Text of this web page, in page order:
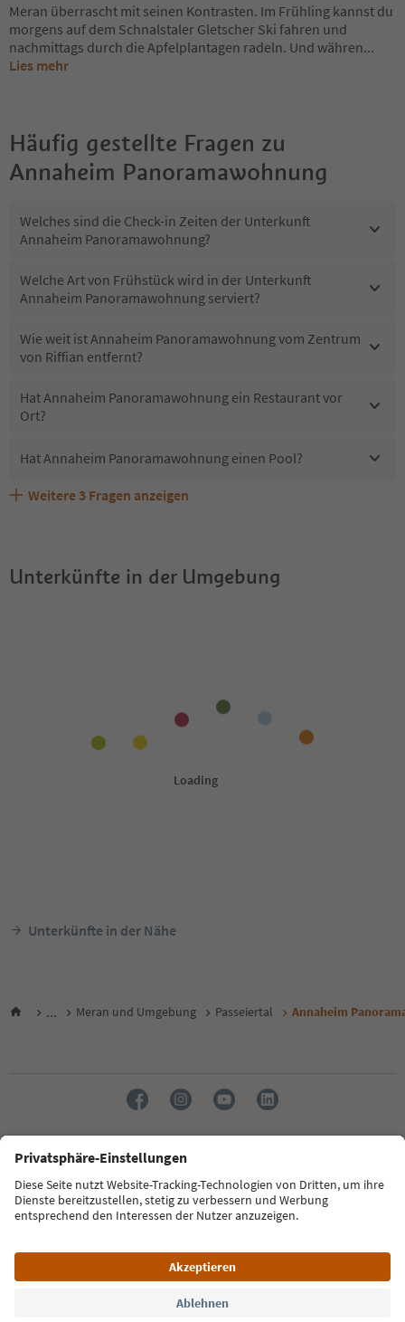
Meran überrascht mit seinen Kontrasten. Im Frühling kannst du
morgens auf dem Schnalstaler Gletscher Ski fahren und
nachmittags durch die Apfelplantagen radeln. Und währen...
Lies mehr
Häufig gestellte Fragen zu
Annaheim Panoramawohnung
Welches sind die Check-in Zeiten der Unterkunft
Annaheim Panoramawohnung?
Welche Art von Frühstück wird in der Unterkunft
Annaheim Panoramawohnung serviert?
Wie weit ist Annaheim Panoramawohnung vom Zentrum
von Riffian entfernt?
Hat Annaheim Panoramawohnung ein Restaurant vor
Ort?
Hat Annaheim Panoramawohnung einen Pool?
Sind Haustiere in der Unterkunft Annaheim
Welche Services bietet Annaheim Panoramawohnung?
Erhalten die Gäste von Annaheim Panoramawohnung
Weitere 3 Fragen anzeigen
Unterkünfte in der Umgebung
Unterkünfte in der Nähe
... Meran und Umgebung Passeiertal Annaheim
Sprache: Deutsch
FAQ Kontakt Presse MICE Datenschutzerklärung
Zugänglichkeitserklärung